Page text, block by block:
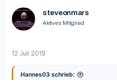
steveonmars
Aktives Mitglied
12 Juli 2019
Hannes03 schrieb: